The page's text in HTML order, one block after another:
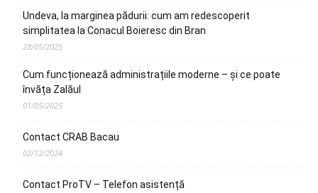
Undeva, la marginea pădurii: cum am redescoperit
simplitatea la Conacul Boieresc din Bran
28/05/2025
Cum funcționează administrațiile moderne – și ce poate
învăța Zalăul
01/05/2025
Contact CRAB Bacau
02/12/2024
Contact ProTV – Telefon asistență